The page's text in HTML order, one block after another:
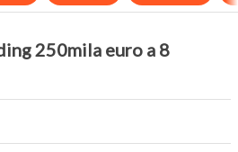
250mila euro a 8